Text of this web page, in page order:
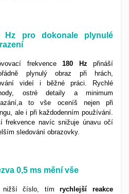
Hz pro dokonale plynulé
frekvence 180 Hz přináší
plynulý obraz při hrách,
videí i běžné práci. Rychlé
ostré detaily a minimum
to vše oceníš nejen při
ale i při každodenním používání.
frekvence navíc snižuje únavu očí
sledování obrazovky.
0,5 ms mění vše
nižší číslo, tímrychlejší
reakce